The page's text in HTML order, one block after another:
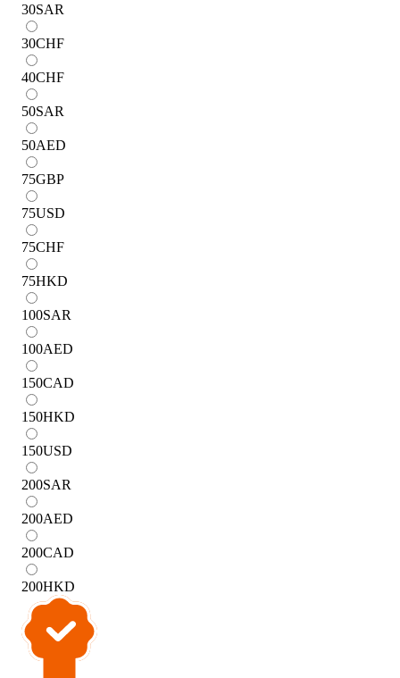
30SAR
30CHF
40CHF
50SAR
50AED
75GBP
75USD
75CHF
75HKD
100SAR
100AED
150CAD
150HKD
150USD
200SAR
200AED
200CAD
200HKD